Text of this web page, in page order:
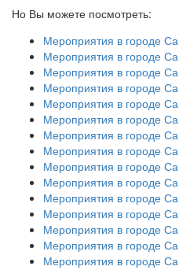
Но Вы можете посмотреть:
Мероприятия в городе
Мероприятия в городе
Мероприятия в городе
Мероприятия в городе
Мероприятия в городе
Мероприятия в городе
Мероприятия в городе
Мероприятия в городе
Мероприятия в городе
Мероприятия в городе
Мероприятия в городе
Мероприятия в городе
Мероприятия в городе
Мероприятия в городе
Мероприятия в городе